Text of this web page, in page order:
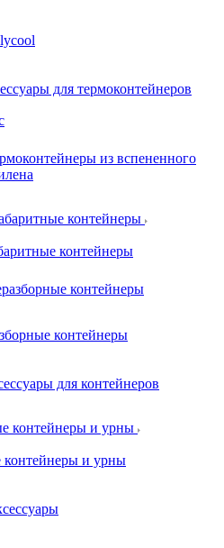
для термоконтейнеров
из вспененного
контейнеры
контейнеры
контейнеры
контейнеры
для контейнеров
контейнеры и урны
и урны